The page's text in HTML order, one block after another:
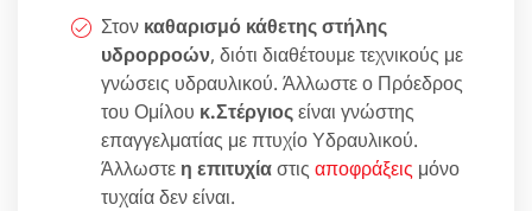
Στον καθαρισμό κάθετης στήλης
υδρορροών, διότι διαθέτουμε τεχνικούς με
γνώσεις υδραυλικού. Άλλωστε ο Πρόεδρος
του Ομίλου κ.Στέργιοςείναι γνώστης
επαγγελματίας με πτυχίο Υδραυλικού.
Άλλωστε η επιτυχίαστις αποφράξεις μόνο
τυχαία δεν είναι.